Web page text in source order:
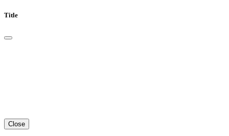
Title
Close